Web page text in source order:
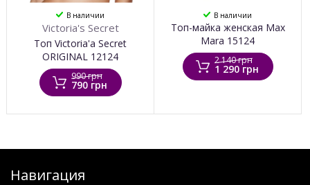
В наличии
Victoria's Secret
Топ Victoria'a Secret
ORIGINAL 12124
990 грн
790 грн
В наличии
Топ-майка женская Max
Mara 15124
2 140 грн
1 290 грн
Навигация